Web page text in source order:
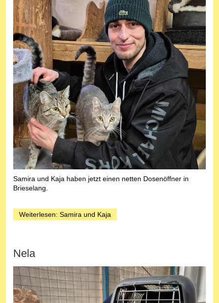
Samira und Kaja haben jetzt einen netten Dosenöffner in
Brieselang.
Weiterlesen: Samira und Kaja
Nela